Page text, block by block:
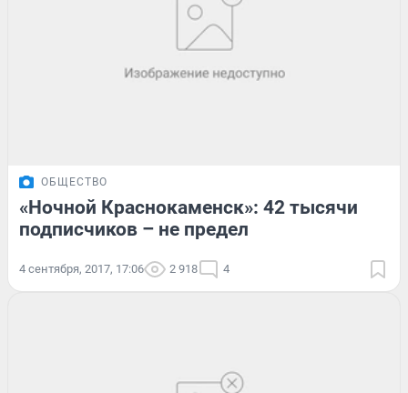
ОБЩЕСТВО
«Ночной Краснокаменск»: 42 тысячи
подписчиков – не предел
4 сентября, 2017, 17:06 2 918 4